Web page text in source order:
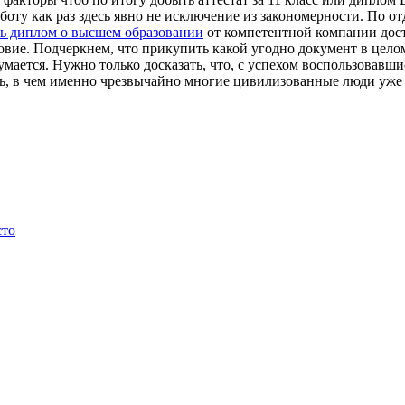
как раз здесь явно не исключение из закономерности. По
диплом о высшем образовании от компетентной компании
Подчеркнем, что прикупить какой угодно документ в
Нужно только досказать, что, с успехом
в чем именно чрезвычайно многие цивилизованные люди